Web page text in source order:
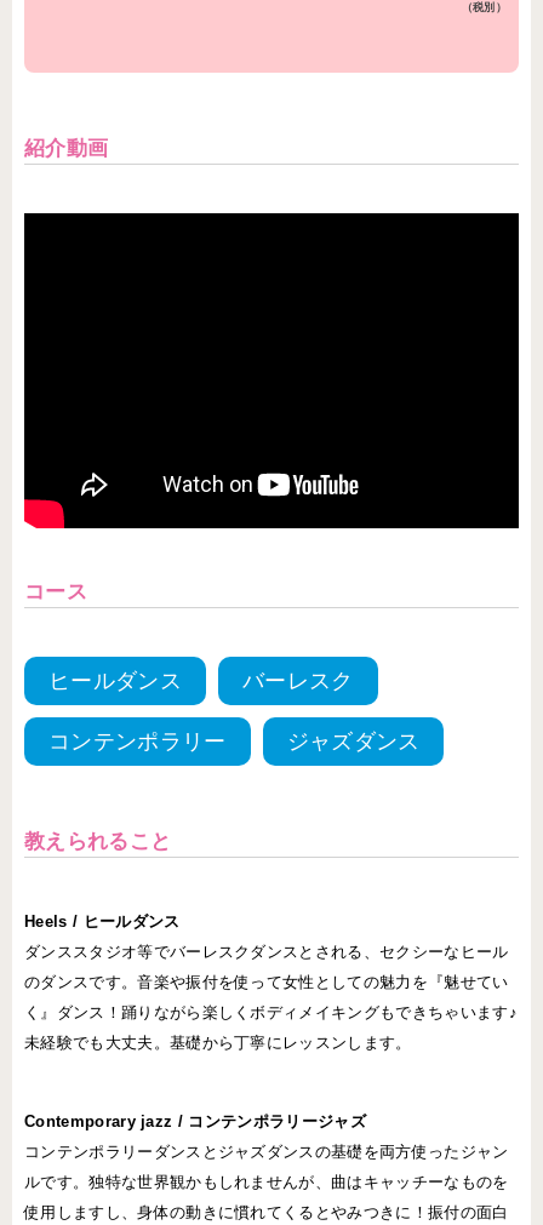
（税別）
紹介動画
コース
ヒールダンス バーレスク
コンテンポラリー ジャズダンス
教えられること
Heels / ヒールダンス
ダンススタジオ等でバーレスクダンスとされる、セクシーなヒール
のダンスです。音楽や振付を使って女性としての魅力を『魅せてい
く』ダンス！踊りながら楽しくボディメイキングもできちゃいます♪
未経験でも大丈夫。基礎から丁寧にレッスンします。
Contemporary jazz / コンテンポラリージャズ
コンテンポラリーダンスとジャズダンスの基礎を両方使ったジャン
ルです。独特な世界観かもしれませんが、曲はキャッチーなものを
使用しますし、身体の動きに慣れてくるとやみつきに！振付の面白